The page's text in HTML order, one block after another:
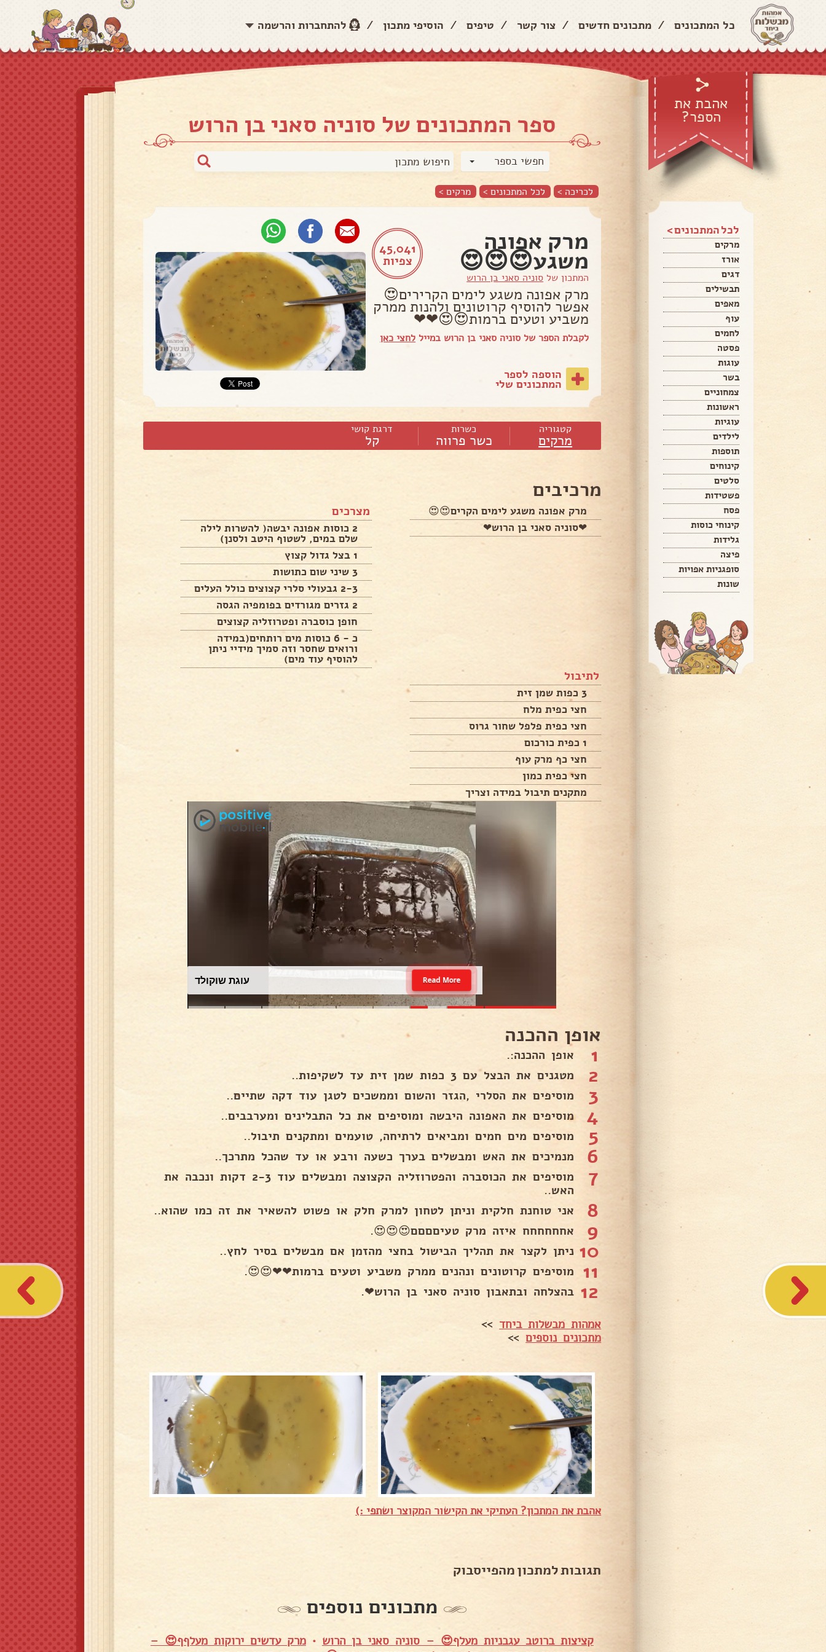
כל המתכונים / מתכונים חדשים / צור קשר / טיפים / הוסיפי מתכון / להתחברות והרשמה
אהבת את
הספר?
לכל המתכונים >
מרקים
אורז
דגים
תבשילים
מאפים
עוף
לחמים
פסטה
עוגות
בשר
צמחוניים
ראשונות
עוגיות
לילדים
תוספות
קינוחים
סלטים
פשטידות
פסח
קינוחי כוסות
גלידות
פיצה
סופגניות אפויות
שונות
ספר המתכונים של סוניה סאני בן הרוש
חפשי בספר
לכריכה > לכל המתכונים > מרקים >
45,041
צפיות
מרק אפונה
משגע😍😍😍
המתכון של סוניה סאני בן הרוש
מרק אפונה משגע לימים הקרירים😍
אפשר להוסיף קרוטונים ולהנות ממרק
משביע וטעים ברמות😍😍❤❤
לקבלת הספר של סוניה סאני בן הרוש במייל לחצי כאן
הוספה לספר
המתכונים שלי
קטגוריה
מרקים
כשרות
כשר פרווה
דרגת קושי
קל
מרכיבים
מרק אפונה משגע לימים הקרים😍😍
❤סוניה סאני בן הרוש❤
מצרכים
2 כוסות אפונה יבשה( להשרות לילה
שלם במים, לשטוף היטב ולסנן)
1 בצל גדול קצוץ
3 שיני שום כתושות
2-3 גבעולי סלרי קצוצים כולל העלים
2 גזרים מגורדים בפומפיה הגסה
חופן כוסברה ופטרוזליה קצוצים
כ - 6 כוסות מים רותחים(במידה
ורואים שחסר וזה סמיך מידיי ניתן
להוסיף עוד מים)
לתיבול
3 כפות שמן זית
חצי כפית מלח
חצי כפית פלפל שחור גרוס
1 כפית כורכום
חצי כף מרק עוף
חצי כפית כמון
מתקנים תיבול במידה וצריך
עוגת שוקולד Read More
אופן ההכנה
1 אופן ההכנה:.
2 מטגנים את הבצל עם 3 כפות שמן זית עד לשקיפות..
3 מוסיפים את הסלרי ,הגזר והשום וממשכים לטגן עוד דקה שתיים..
4 מוסיפים את האפונה היבשה ומוסיפים את כל התבלינים ומערבבים..
5 מוסיפים מים חמים ומביאים לרתיחה, טועמים ומתקנים תיבול..
6 מנמיכים את האש ומבשלים בערך כשעה ורבע או עד שהכל מתרכך..
7
מוסיפים את הכוסברה והפטרוזליה הקצוצה ומבשלים עוד 2-3 דקות ונכבה את
האש..
8 אני טוחנת חלקית וניתן לטחון למרק חלק או פשוט להשאיר את זה כמו שהוא..
9 אחחחחחח איזה מרק טעיםםםם😍😍😍.
10 ניתן לקצר את תהליך הבישול בחצי מהזמן אם מבשלים בסיר לחץ..
11 מוסיפים קרוטונים ונהנים ממרק משביע וטעים ברמות❤❤😍😍.
12 בהצלחה ובתאבון סוניה סאני בן הרוש❤.
אמהות מבשלות ביחד >>
מתכונים נוספים>>
אהבת את המתכון? העתיקי את הקישור המקוצר ושתפי :)
תגובות למתכון מהפייסבוק
מתכונים נוספים
קציצות ברוטב עגבניות מעלף😍 – סוניה סאני בן הרוש •מרק עדשים ירוקות מעלףף😍 –